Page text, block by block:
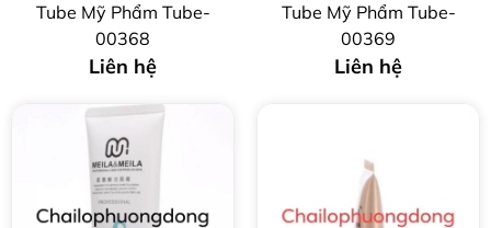
Tube Mỹ Phẩm Tube-
00368
Liên hệ
Tube Mỹ Phẩm Tube-
00369
Liên hệ